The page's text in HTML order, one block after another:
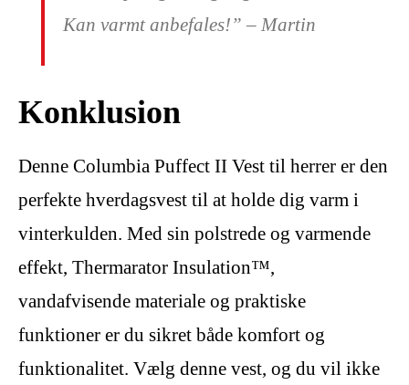
Kan varmt anbefales!” – Martin
Konklusion
Denne Columbia Puffect II Vest til herrer er den
perfekte hverdagsvest til at holde dig varm i
vinterkulden. Med sin polstrede og varmende
effekt, Thermarator Insulation™,
vandafvisende materiale og praktiske
funktioner er du sikret både komfort og
funktionalitet. Vælg denne vest, og du vil ikke